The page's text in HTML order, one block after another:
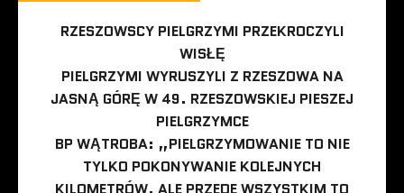
RZESZOWSCY PIELGRZYMI PRZEKROCZYLI
WISŁĘ
PIELGRZYMI WYRUSZYLI Z RZESZOWA NA
JASNĄ GÓRĘ W 49. RZESZOWSKIEJ PIESZEJ
PIELGRZYMCE
BP WĄTROBA: „PIELGRZYMOWANIE TO NIE
TYLKO POKONYWANIE KOLEJNYCH
KILOMETRÓW, ALE PRZEDE WSZYSTKIM TO